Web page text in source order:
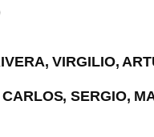
VIRGILIO,
MARCOS,